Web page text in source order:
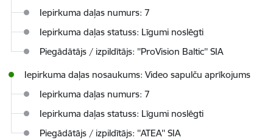
Iepirkuma daļas numurs: 7
Iepirkuma daļas statuss: Līgumi noslēgti
Piegādātājs / izpildītājs: ''ProVision Baltic'' SIA
Iepirkuma daļas nosaukums: Video sapulču aprīkojums
Iepirkuma daļas numurs: 7
Iepirkuma daļas statuss: Līgumi noslēgti
Piegādātājs / izpildītājs: ''ATEA'' SIA